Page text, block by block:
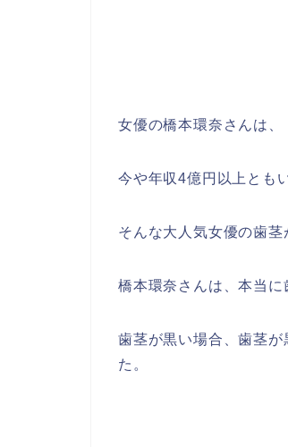
女優の橋本環奈さんは、
今や年収4億円以上とも
そんな大人気女優の歯茎
橋本環奈さんは、本当に
歯茎が黒い場合、歯茎
た。